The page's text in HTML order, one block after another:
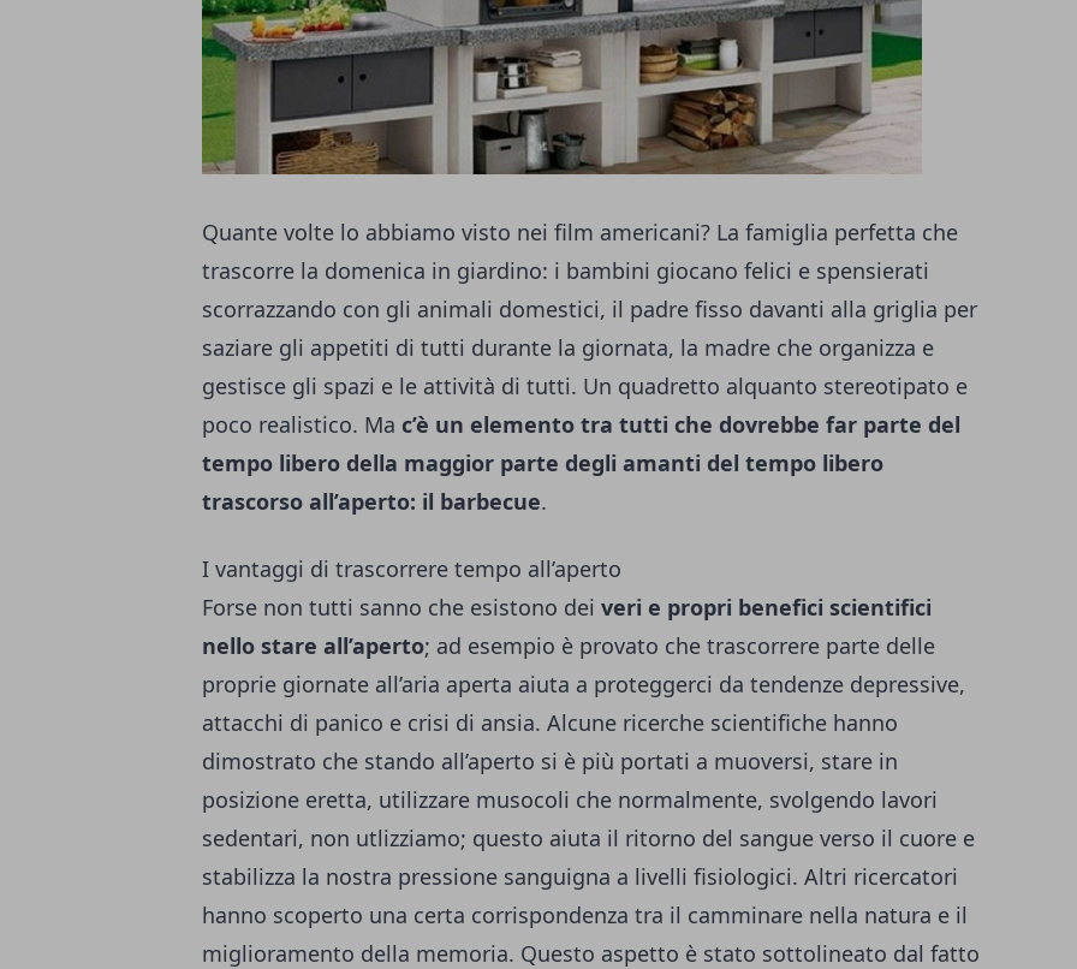
Quante volte lo abbiamo visto nei film americani? La famiglia perfetta che
trascorre la domenica in giardino: i bambini giocano felici e spensierati
scorrazzando con gli animali domestici, il padre fisso davanti alla griglia per
saziare gli appetiti di tutti durante la giornata, la madre che organizza e
gestisce gli spazi e le attività di tutti. Un quadretto alquanto stereotipato e
poco realistico. Ma c’è un elemento tra tutti che dovrebbe far parte del
tempo libero della maggior parte degli amanti del tempo libero
trascorso all’aperto: il barbecue.
I vantaggi di trascorrere tempo all’aperto
Forse non tutti sanno che esistono dei veri e propri benefici scientifici
nello stare all’aperto; ad esempio è provato che trascorrere parte delle
proprie giornate all’aria aperta aiuta a proteggerci da tendenze depressive,
attacchi di panico e crisi di ansia. Alcune ricerche scientifiche hanno
dimostrato che stando all’aperto si è più portati a muoversi, stare in
posizione eretta, utilizzare musocoli che normalmente, svolgendo lavori
sedentari, non utlizziamo; questo aiuta il ritorno del sangue verso il cuore e
stabilizza la nostra pressione sanguigna a livelli fisiologici. Altri ricercatori
hanno scoperto una certa corrispondenza tra il camminare nella natura e il
miglioramento della memoria. Questo aspetto è stato sottolineato dal fatto